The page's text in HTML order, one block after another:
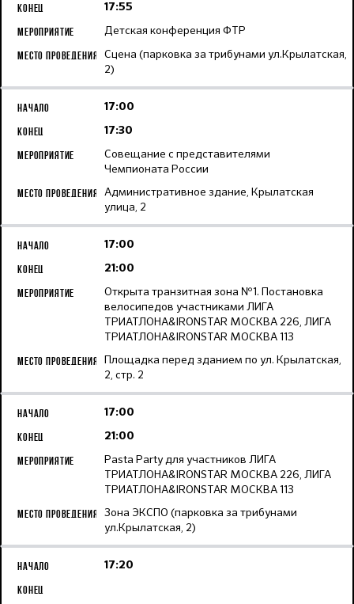
17:55
Детская конференция ФТР
Сцена (парковка за трибунами ул.Крылатская,
2)
17:00
17:30
Совещание с представителями
Чемпионата России
Административное здание, Крылатская
улица, 2
17:00
21:00
Открыта транзитная зона №1. Постановка
велосипедов участниками ЛИГА
ТРИАТЛОНА&IRONSTAR МОСКВА 226, ЛИГА
ТРИАТЛОНА&IRONSTAR МОСКВА 113
Площадка перед зданием по ул. Крылатская,
2, стр. 2
17:00
21:00
Pasta Party для участников ЛИГА
ТРИАТЛОНА&IRONSTAR МОСКВА 226, ЛИГА
ТРИАТЛОНА&IRONSTAR МОСКВА 113
Зона ЭКСПО (парковка за трибунами
ул.Крылатская, 2)
17:20